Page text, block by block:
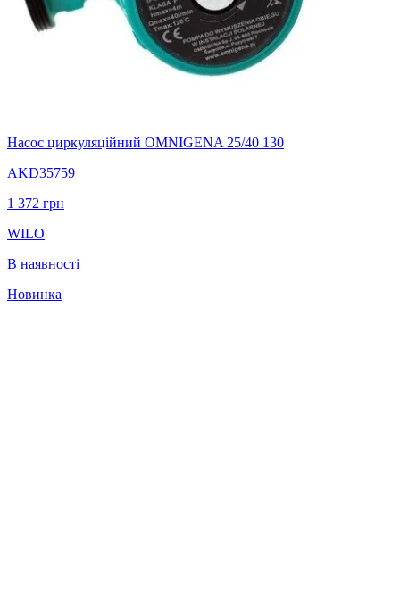
Насос циркуляційний OMNIGENA 25/40 130
AKD35759
1 372 грн
WILO
В наявності
Новинка